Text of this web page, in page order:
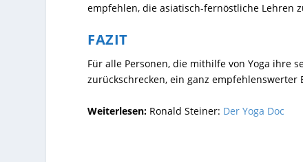
empfehlen, die asiatisch-fernöstliche Lehren
FAZIT
Für alle Personen, die mithilfe von Yoga ihre
zurückschrecken, ein ganz empfehlenswerter
Weiterlesen: Ronald Steiner: Der Yoga Doc